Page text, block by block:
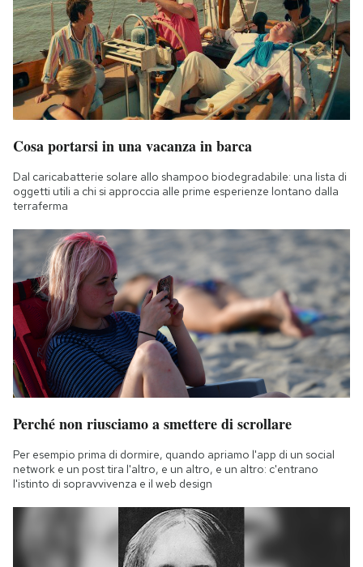
Cosa portarsi in una vacanza in barca
Dal caricabatterie solare allo shampoo biodegradabile: una lista di
oggetti utili a chi si approccia alle prime esperienze lontano dalla
terraferma
Perché non riusciamo a smettere di scrollare
Per esempio prima di dormire, quando apriamo l'app di un social
network e un post tira l'altro, e un altro, e un altro: c'entrano
l'istinto di sopravvivenza e il web design